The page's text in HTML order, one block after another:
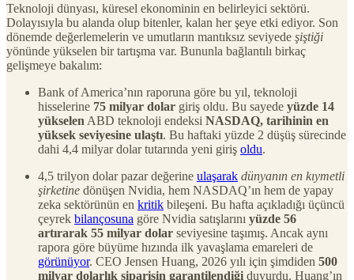
Teknoloji dünyası, küresel ekonominin en belirleyici sektörü.
Dolayısıyla bu alanda olup bitenler, kalan her şeye etki ediyor. Son
dönemde değerlemelerin ve umutların mantıksız seviyede şiştiği
yönünde yükselen bir tartışma var. Bununla bağlantılı birkaç
gelişmeye bakalım:
Bank of America’nın raporuna göre bu yıl, teknoloji
hisselerine 75 milyar dolar giriş oldu. Bu sayede yüzde 14
yükselen ABD teknoloji endeksi NASDAQ, tarihinin en
yüksek seviyesine ulaştı. Bu haftaki yüzde 2 düşüş sürecinde
dahi 4,4 milyar dolar tutarında yeni giriş oldu.
4,5 trilyon dolar pazar değerine ulaşarak dünyanın en kıymetli
şirketine dönüşen Nvidia, hem NASDAQ’ın hem de yapay
zeka sektörünün en kritik bileşeni. Bu hafta açıkladığı üçüncü
çeyrek bilançosuna göre Nvidia satışlarını yüzde 56
artırarak 55 milyar dolar seviyesine taşımış. Ancak aynı
rapora göre büyüme hızında ilk yavaşlama emareleri de
görünüyor. CEO Jensen Huang, 2026 yılı için şimdiden 500
milyar dolarlık siparişin garantilendiği duyurdu. Huang’ın